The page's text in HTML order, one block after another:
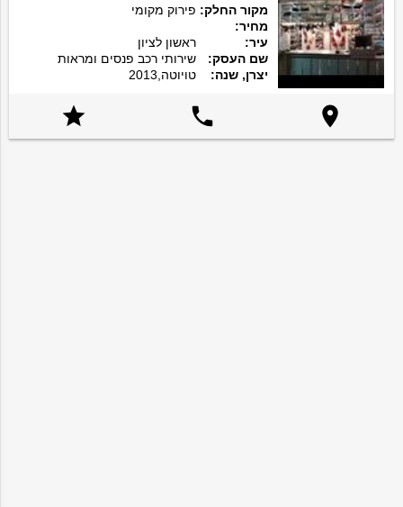
מקור החלק: פירוק מקומי
מחיר:
עיר:
ראשון לציון
שם העסק:
שירותי רכב פנסים ומראות
יצרן, שנה:
טויוטה,2013


